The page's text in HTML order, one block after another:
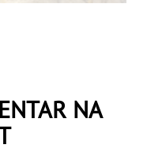
NA